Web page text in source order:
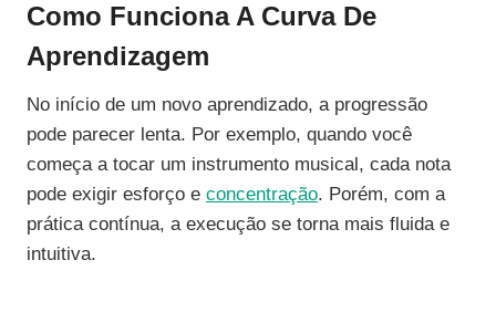
Como Funciona A Curva De
Aprendizagem
No início de um novo aprendizado, a progressão
pode parecer lenta. Por exemplo, quando você
começa a tocar um instrumento musical, cada nota
pode exigir esforço e concentração. Porém, com a
prática contínua, a execução se torna mais fluida e
intuitiva.